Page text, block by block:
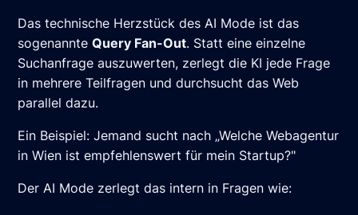
Das technische Herzstück des AI Mode ist das
sogenannteQuery Fan-Out. Statt eine einzelne
Suchanfrage auszuwerten, zerlegt die KI jede Frage
in mehrere Teilfragen und durchsucht das Web
parallel dazu.
Ein Beispiel: Jemand sucht nach „Welche Webagentur
in Wien ist empfehlenswert für mein Startup?"
Der AI Mode zerlegt das intern in Fragen wie: